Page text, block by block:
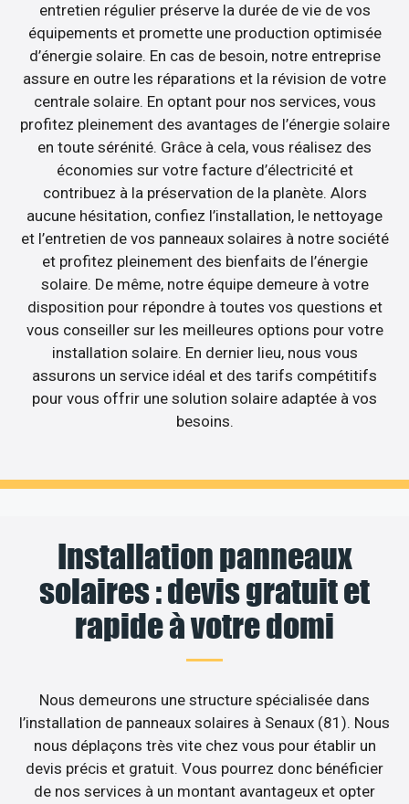
entretien régulier préserve la durée de vie de vos
équipements et promette une production optimisée
d’énergie solaire. En cas de besoin, notre entreprise
assure en outre les réparations et la révision de votre
centrale solaire. En optant pour nos services, vous
profitez pleinement des avantages de l’énergie solaire
en toute sérénité. Grâce à cela, vous réalisez des
économies sur votre facture d’électricité et
contribuez à la préservation de la planète. Alors
aucune hésitation, confiez l’installation, le nettoyage
et l’entretien de vos panneaux solaires à notre société
et profitez pleinement des bienfaits de l’énergie
solaire. De même, notre équipe demeure à votre
disposition pour répondre à toutes vos questions et
vous conseiller sur les meilleures options pour votre
installation solaire. En dernier lieu, nous vous
assurons un service idéal et des tarifs compétitifs
pour vous offrir une solution solaire adaptée à vos
besoins.
Installation panneaux
solaires : devis gratuit et
rapide à votre domi
Nous demeurons une structure spécialisée dans
l’installation de panneaux solaires à Senaux (81). Nous
nous déplaçons très vite chez vous pour établir un
devis précis et gratuit. Vous pourrez donc bénéficier
de nos services à un montant avantageux et opter